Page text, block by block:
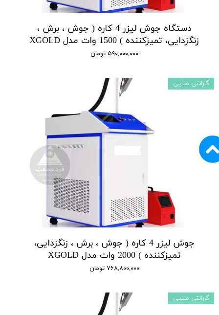
دستگاه جوش لیزر 4 کاره ( جوش ، برش ،
زنگزدایی، تمیزکننده ) 1500 وات مدل XGOLD
۵۹۰,۰۰۰,۰۰۰ تومان
جوش لیزر 4 کاره ( جوش ، برش ، زنگزدایی،
تمیزکننده ) 2000 وات مدل XGOLD
۷۶۸,۸۰۰,۰۰۰ تومان
گارانتی طلایی
گارانتی طلایی